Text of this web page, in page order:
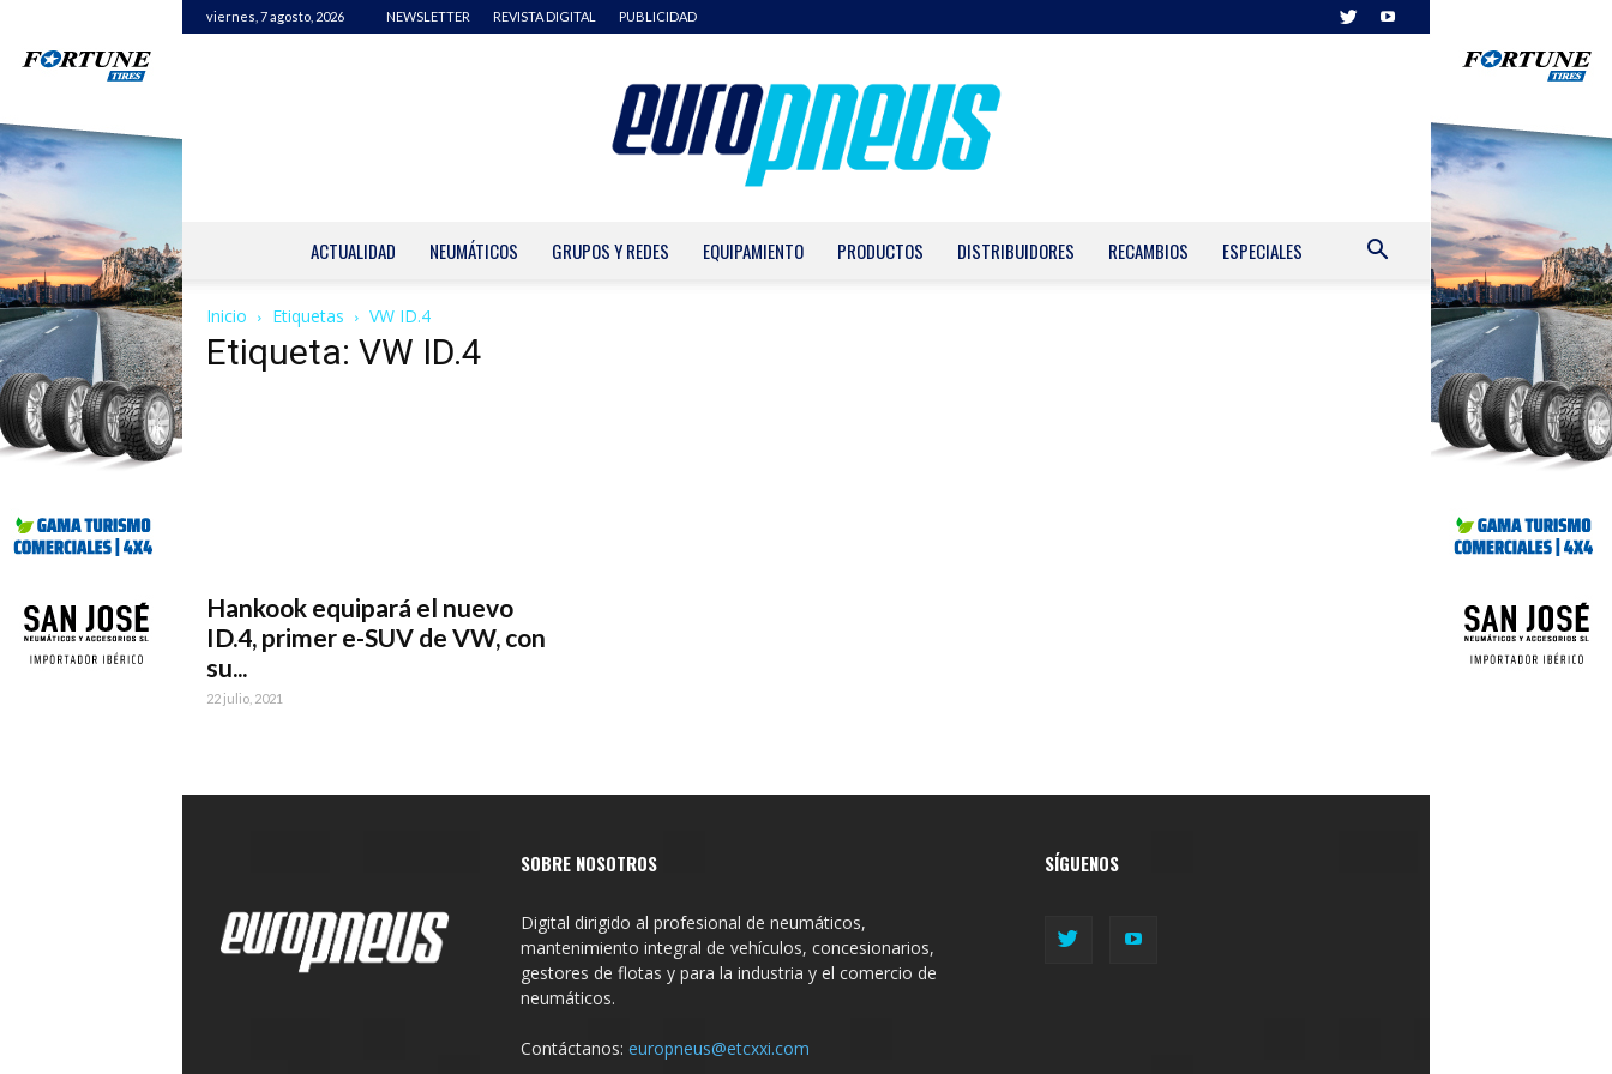
viernes, 7 agosto, 2026 NEWSLETTER REVISTA DIGITAL PUBLICIDAD
ACTUALIDAD NEUMÁTICOS GRUPOS Y REDES EQUIPAMIENTO PRODUCTOS DISTRIBUIDORES RECAMBIOS ESPECIALES
Inicio Etiquetas VW ID.4
Etiqueta: VW ID.4
Hankook equipará el nuevo
ID.4, primer e-SUV de VW, con
su...
22 julio, 2021
SOBRE NOSOTROS
Digital dirigido al profesional de neumáticos,
mantenimiento integral de vehículos, concesionarios,
gestores de flotas y para la industria y el comercio de
neumáticos.
Contáctanos: europneus@etcxxi.com
SÍGUENOS